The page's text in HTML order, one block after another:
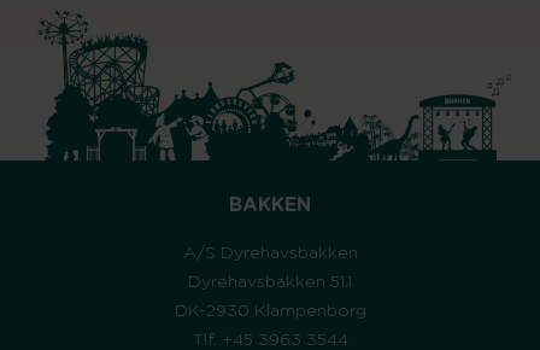
BAKKEN
A/S Dyrehavsbakken
Dyrehavsbakken 51.1
DK-2930 Klampenborg
Tlf. +45 3963 3544